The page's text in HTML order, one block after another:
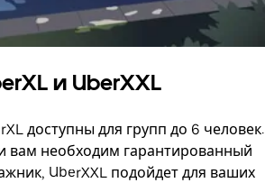
и UberXXL
доступны для групп до 6 человек.
вам необходим гарантированный
UberXXL подойдет для ваших